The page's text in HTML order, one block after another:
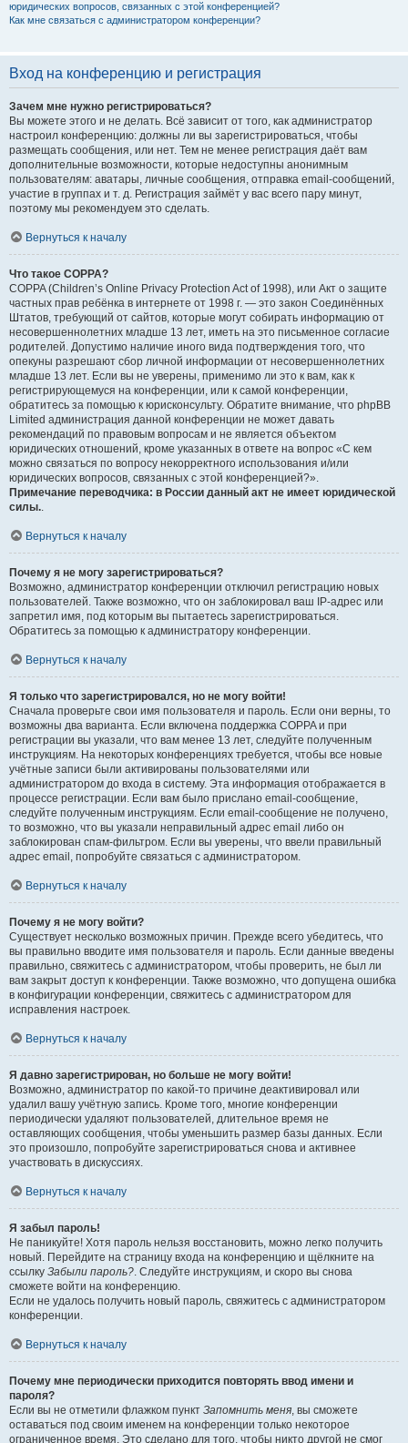
юридических вопросов, связанных с этой конференцией?
Как мне связаться с администратором конференции?
Вход на конференцию и регистрация
Зачем мне нужно регистрироваться?
Вы можете этого и не делать. Всё зависит от того, как администратор
настроил конференцию: должны ли вы зарегистрироваться, чтобы
размещать сообщения, или нет. Тем не менее регистрация даёт вам
дополнительные возможности, которые недоступны анонимным
пользователям: аватары, личные сообщения, отправка email-сообщений,
участие в группах и т. д. Регистрация займёт у вас всего пару минут,
поэтому мы рекомендуем это сделать.
Вернуться к началу
Что такое COPPA?
COPPA (Children’s Online Privacy Protection Act of 1998), или Акт о защите
частных прав ребёнка в интернете от 1998 г. — это закон Соединённых
Штатов, требующий от сайтов, которые могут собирать информацию от
несовершеннолетних младше 13 лет, иметь на это письменное согласие
родителей. Допустимо наличие иного вида подтверждения того, что
опекуны разрешают сбор личной информации от несовершеннолетних
младше 13 лет. Если вы не уверены, применимо ли это к вам, как к
регистрирующемуся на конференции, или к самой конференции,
обратитесь за помощью к юрисконсульту. Обратите внимание, что phpBB
Limited администрация данной конференции не может давать
рекомендаций по правовым вопросам и не является объектом
юридических отношений, кроме указанных в ответе на вопрос «С кем
можно связаться по вопросу некорректного использования и/или
юридических вопросов, связанных с этой конференцией?».
Примечание переводчика: в России данный акт не имеет юридической
силы..
Вернуться к началу
Почему я не могу зарегистрироваться?
Возможно, администратор конференции отключил регистрацию новых
пользователей. Также возможно, что он заблокировал ваш IP-адрес или
запретил имя, под которым вы пытаетесь зарегистрироваться.
Обратитесь за помощью к администратору конференции.
Вернуться к началу
Я только что зарегистрировался, но не могу войти!
Сначала проверьте свои имя пользователя и пароль. Если они верны, то
возможны два варианта. Если включена поддержка COPPA и при
регистрации вы указали, что вам менее 13 лет, следуйте полученным
инструкциям. На некоторых конференциях требуется, чтобы все новые
учётные записи были активированы пользователями или
администратором до входа в систему. Эта информация отображается в
процессе регистрации. Если вам было прислано email-сообщение,
следуйте полученным инструкциям. Если email-сообщение не получено,
то возможно, что вы указали неправильный адрес email либо он
заблокирован спам-фильтром. Если вы уверены, что ввели правильный
адрес email, попробуйте связаться с администратором.
Вернуться к началу
Почему я не могу войти?
Существует несколько возможных причин. Прежде всего убедитесь, что
вы правильно вводите имя пользователя и пароль. Если данные введены
правильно, свяжитесь с администратором, чтобы проверить, не был ли
вам закрыт доступ к конференции. Также возможно, что допущена ошибка
в конфигурации конференции, свяжитесь с администратором для
исправления настроек.
Вернуться к началу
Я давно зарегистрирован, но больше не могу войти!
Возможно, администратор по какой-то причине деактивировал или
удалил вашу учётную запись. Кроме того, многие конференции
периодически удаляют пользователей, длительное время не
оставляющих сообщения, чтобы уменьшить размер базы данных. Если
это произошло, попробуйте зарегистрироваться снова и активнее
участвовать в дискуссиях.
Вернуться к началу
Я забыл пароль!
Не паникуйте! Хотя пароль нельзя восстановить, можно легко получить
новый. Перейдите на страницу входа на конференцию и щёлкните на
ссылку Забыли пароль?. Следуйте инструкциям, и скоро вы снова
сможете войти на конференцию.
Если не удалось получить новый пароль, свяжитесь с администратором
конференции.
Вернуться к началу
Почему мне периодически приходится повторять ввод имени и
пароля?
Если вы не отметили флажком пункт Запомнить меня, вы сможете
оставаться под своим именем на конференции только некоторое
ограниченное время. Это сделано для того, чтобы никто другой не смог